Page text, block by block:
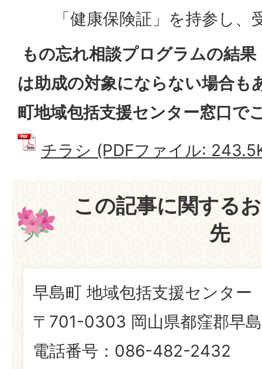
「健康保険証」を持参し、
もの忘れ相談プログラムの結
は助成の対象にならない場合も
町地域包括支援センター窓口で
チラシ (PDFファイル:
この記事に関する
先
早島町 地域包括支援センター
〒701-0303 岡山県都窪郡早
電話番号：086-482-2432